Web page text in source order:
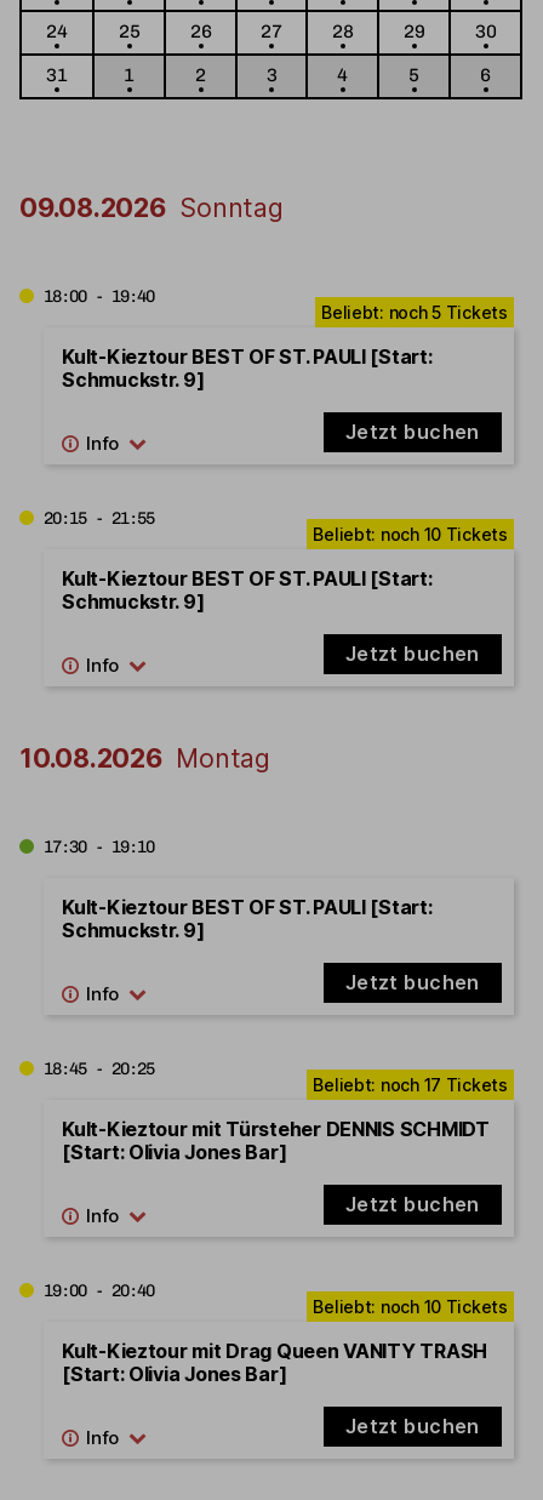
24
25 26 27 28 29
30
31
1 2 3 4 5 6
09.08.2026 Sonntag
18:00 - 19:40
Kult-Kieztour BEST OF ST. PAULI [Start:
Schmuckstr. 9]
Jetzt buchen
20:15 - 21:55
Kult-Kieztour BEST OF ST. PAULI [Start:
Schmuckstr. 9]
Jetzt buchen
10.08.2026 Montag
17:30 - 19:10
Kult-Kieztour BEST OF ST. PAULI [Start:
Schmuckstr. 9]
Jetzt buchen
18:45 - 20:25
Kult-Kieztour mit Türsteher DENNIS SCHMIDT
[Start: Olivia Jones Bar]
Jetzt buchen
19:00 - 20:40
Kult-Kieztour mit Drag Queen VANITY TRASH
[Start: Olivia Jones Bar]
Jetzt buchen